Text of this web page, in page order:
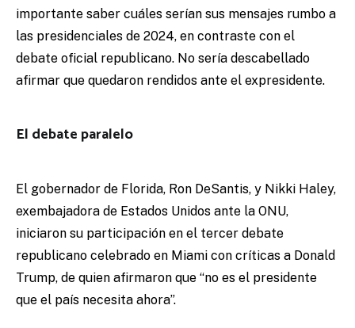
importante saber cuáles serían sus mensajes rumbo a
las presidenciales de 2024, en contraste con el
debate oficial republicano. No sería descabellado
afirmar que quedaron rendidos ante el expresidente.
El debate paralelo
El gobernador de Florida, Ron DeSantis, y Nikki Haley,
exembajadora de Estados Unidos ante la ONU,
iniciaron su participación en el tercer debate
republicano celebrado en Miami con críticas a Donald
Trump, de quien afirmaron que “no es el presidente
que el país necesita ahora”.